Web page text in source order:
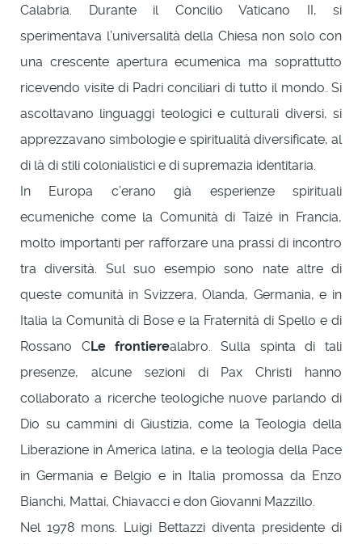
Calabria. Durante il Concilio Vaticano II, si
sperimentava l’universalità della Chiesa non solo con
una crescente apertura ecumenica ma soprattutto
ricevendo visite di Padri conciliari di tutto il mondo. Si
ascoltavano linguaggi teologici e culturali diversi, si
apprezzavano simbologie e spiritualità diversificate, al
di là di stili colonialistici e di supremazia identitaria.
In Europa c’erano già esperienze spirituali
ecumeniche come la Comunità di Taizé in Francia,
molto importanti per rafforzare una prassi di incontro
tra diversità. Sul suo esempio sono nate altre di
queste comunità in Svizzera, Olanda, Germania, e in
Italia la Comunità di Bose e la Fraternità di Spello e di
Rossano CLe frontierealabro. Sulla spinta di tali
presenze, alcune sezioni di Pax Christi hanno
collaborato a ricerche teologiche nuove parlando di
Dio su cammini di Giustizia, come la Teologia della
Liberazione in America latina, e la teologia della Pace
in Germania e Belgio e in Italia promossa da Enzo
Bianchi, Mattai, Chiavacci e don Giovanni Mazzillo.
Nel 1978 mons. Luigi Bettazzi diventa presidente di